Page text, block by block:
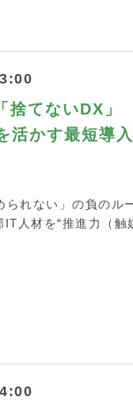
てないDX」
活かす最短導
れない」の負のル
人材を“推進力（